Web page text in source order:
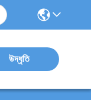
উদ্ধৃতি